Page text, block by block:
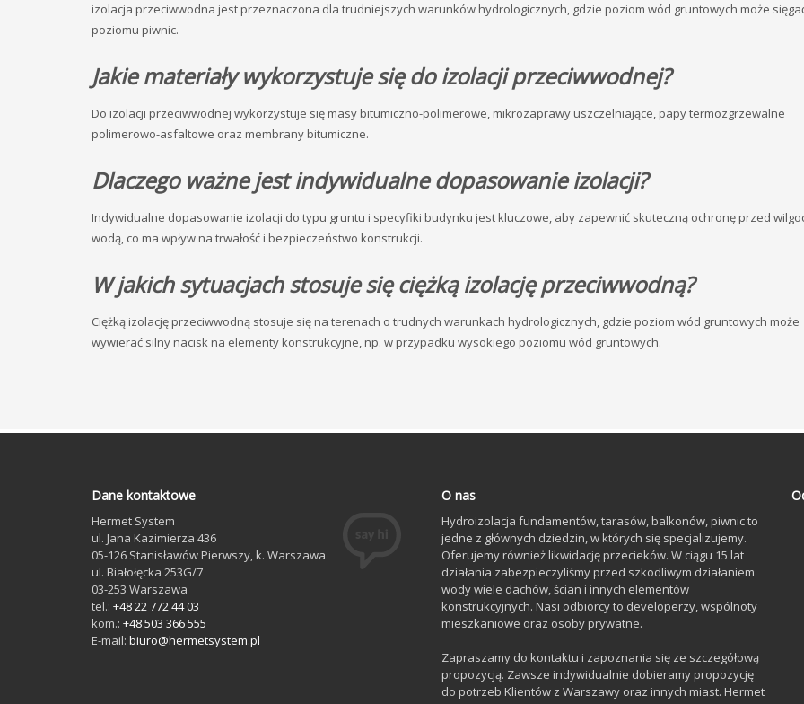
izolacja przeciwwodna jest przeznaczona dla trudniejszych warunków hydrologicznych, gdzie poziom wód gruntowych może
poziomu piwnic.
Jakie materiały wykorzystuje się do izolacji przeciwwodnej?
Do izolacji przeciwwodnej wykorzystuje się masy bitumiczno-polimerowe, mikrozaprawy uszczelniające, papy termozgrzewalne
polimerowo-asfaltowe oraz membrany bitumiczne.
Dlaczego ważne jest indywidualne dopasowanie izolacji?
Indywidualne dopasowanie izolacji do typu gruntu i specyfiki budynku jest kluczowe, aby zapewnić skuteczną ochronę przed
wodą, co ma wpływ na trwałość i bezpieczeństwo konstrukcji.
W jakich sytuacjach stosuje się ciężką izolację przeciwwodną?
Ciężką izolację przeciwwodną stosuje się na terenach o trudnych warunkach hydrologicznych, gdzie poziom wód gruntowych może
wywierać silny nacisk na elementy konstrukcyjne, np. w przypadku wysokiego poziomu wód gruntowych.
Dane kontaktowe
Hermet System
ul. Jana Kazimierza 436
05-126 Stanisławów Pierwszy, k. Warszawa
ul. Białołęcka 253G/7
03-253 Warszawa
tel.: +48 22 772 44 03
kom.: +48 503 366 555
E-mail: biuro@hermetsystem.pl
O nas
Hydroizolacja fundamentów, tarasów, balkonów, piwnic to
jedne z głównych dziedzin, w których się specjalizujemy.
Oferujemy również likwidację przecieków. W ciągu 15 lat
działania zabezpieczyliśmy przed szkodliwym działaniem
wody wiele dachów, ścian i innych elementów
konstrukcyjnych. Nasi odbiorcy to developerzy, wspólnoty
mieszkaniowe oraz osoby prywatne.
Zapraszamy do kontaktu i zapoznania się ze szczegółową
propozycją. Zawsze indywidualnie dobieramy propozycję
do potrzeb Klientów z Warszawy oraz innych miast. Hermet